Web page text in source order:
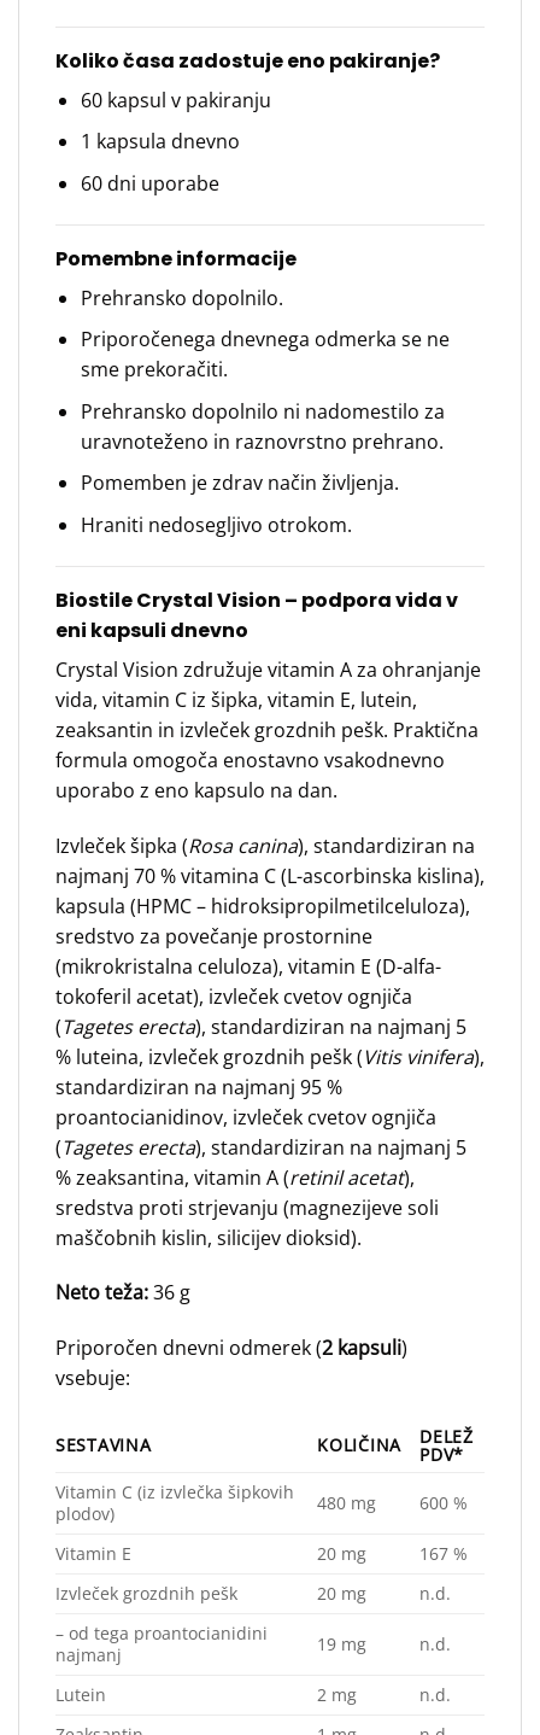
Koliko časa zadostuje eno pakiranje?
60 kapsul v pakiranju
1 kapsula dnevno
60 dni uporabe
Pomembne informacije
Prehransko dopolnilo.
Priporočenega dnevnega odmerka se ne
sme prekoračiti.
Prehransko dopolnilo ni nadomestilo za
uravnoteženo in raznovrstno prehrano.
Pomemben je zdrav način življenja.
Hraniti nedosegljivo otrokom.
Biostile Crystal Vision – podpora vida v
eni kapsuli dnevno
Crystal Vision združuje vitamin A za ohranjanje
vida, vitamin C iz šipka, vitamin E, lutein,
zeaksantin in izvleček grozdnih pešk. Praktična
formula omogoča enostavno vsakodnevno
uporabo z eno kapsulo na dan.
Izvleček šipka (Rosa canina), standardiziran na
najmanj 70 % vitamina C (L-ascorbinska kislina),
kapsula (HPMC – hidroksipropilmetilceluloza),
sredstvo za povečanje prostornine
(mikrokristalna celuloza), vitamin E (D-alfa-
tokoferil acetat), izvleček cvetov ognjiča
(Tagetes erecta), standardiziran na najmanj 5
% luteina, izvleček grozdnih pešk (Vitis vinifera),
standardiziran na najmanj 95 %
proantocianidinov, izvleček cvetov ognjiča
(Tagetes erecta), standardiziran na najmanj 5
% zeaksantina, vitamin A (retinil acetat),
sredstva proti strjevanju (magnezijeve soli
maščobnih kislin, silicijev dioksid).
Neto teža:36 g
Priporočen dnevni odmerek (2 kapsuli)
vsebuje:
SESTAVINA KOLIČINA DELEŽ
PDV*
Vitamin C (iz izvlečka šipkovih
plodov)
480 mg 600 %
Vitamin E 20 mg
167 %
Izvleček grozdnih pešk
20 mg
n.d.
– od tega proantocianidini
najmanj
19 mg n.d.
Lutein 2 mg
n.d.